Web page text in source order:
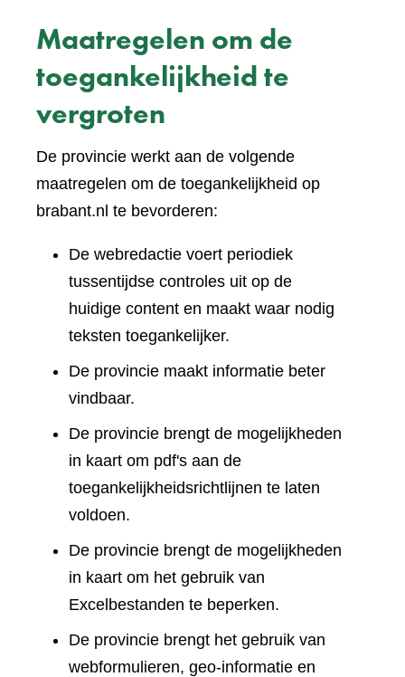
Maatregelen om de
toegankelijkheid te
vergroten
De provincie werkt aan de volgende
maatregelen om de toegankelijkheid op
brabant.nl te bevorderen:
De webredactie voert periodiek
tussentijdse controles uit op de
huidige content en maakt waar nodig
teksten toegankelijker.
De provincie maakt informatie beter
vindbaar.
De provincie brengt de mogelijkheden
in kaart om pdf's aan de
toegankelijkheidsrichtlijnen te laten
voldoen.
De provincie brengt de mogelijkheden
in kaart om het gebruik van
Excelbestanden te beperken.
De provincie brengt het gebruik van
webformulieren, geo-informatie en